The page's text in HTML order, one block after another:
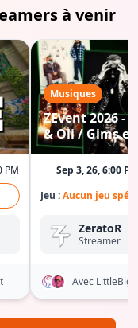
à venir
PM
Musiques
ZEvent 2026 -
& Oli / Gims
Sep 3, 26, 6:00 PM
Jeu :Aucun jeu
ZeratoR
Streamer
Avec